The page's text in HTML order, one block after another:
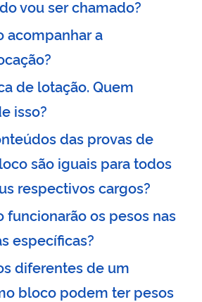
vou ser chamado?
acompanhar a
de lotação. Quem
isso?
das provas de
são iguais para todos
respectivos cargos?
funcionarão os pesos nas
específicas?
diferentes de um
bloco podem ter pesos